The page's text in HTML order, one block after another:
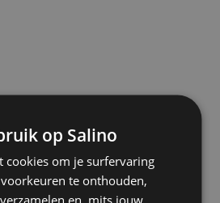
op Salino
cookies om je surfervaring
te onthouden,
en, mits jouw